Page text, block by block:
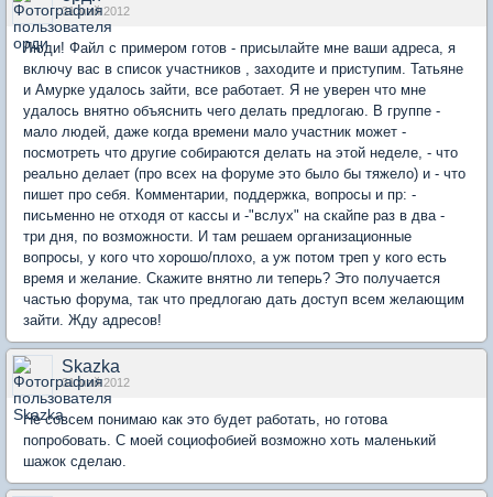
31 май 2012
Люди! Файл с примером готов - присылайте мне ваши адреса, я
включу вас в список участников , заходите и приступим. Татьяне
и Амурке удалось зайти, все работает. Я не уверен что мне
удалось внятно объяснить чего делать предлогаю. В группе -
мало людей, даже когда времени мало участник может -
посмотреть что другие собираются делать на этой неделе, - что
реально делает (про всех на форуме это было бы тяжело) и - что
пишет про себя. Комментарии, поддержка, вопросы и пр: -
письменно не отходя от кассы и -"вслух" на скайпе раз в два -
три дня, по возможности. И там решаем организационные
вопросы, у кого что хорошо/плохо, а уж потом треп у кого есть
время и желание. Скажите внятно ли теперь? Это получается
частью форума, так что предлогаю дать доступ всем желающим
зайти. Жду адресов!
Skazka
31 май 2012
Не совсем понимаю как это будет работать, но готова
попробовать. С моей социофобией возможно хоть маленький
шажок сделаю.